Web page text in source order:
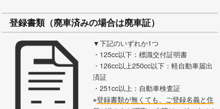
登録書類（廃車済みの場合は廃車証）
▼下記のいずれか1つ
・125cc以下：標識交付証明書
・126cc以上250cc以下：軽自動車届出
済証
・251cc以上：自動車検査証
※登録書類が無くても、ご登録名義と住